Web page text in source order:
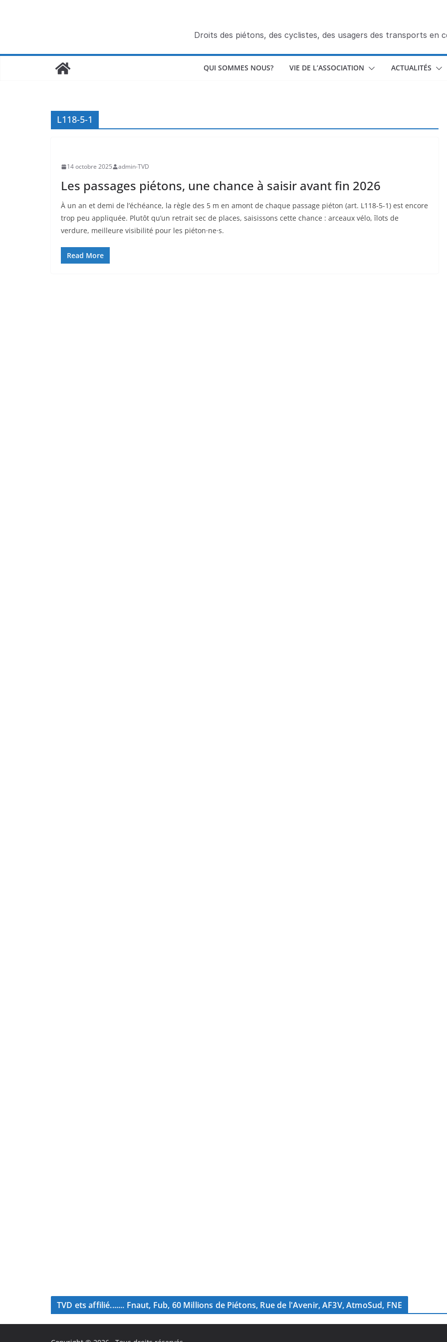
Droits des piétons, des cyclistes, des usagers des transports en
QUI SOMMES NOUS? VIE DE L’ASSOCIATION ACTUALITÉS
L118-5-1
14 octobre 2025 admin-TVD
Les passages piétons, une chance à saisir avant fin 2026
À un an et demi de l’échéance, la règle des 5 m en amont de chaque passage piéton (art. L118-5-1) est encore
trop peu appliquée. Plutôt qu’un retrait sec de places, saisissons cette chance : arceaux vélo, îlots de
verdure, meilleure visibilité pour les piéton·ne·s.
Read More
TVD ets affilié....... Fnaut, Fub, 60 Millions de Piétons, Rue de l'Avenir, AF3V, AtmoSud, FNE